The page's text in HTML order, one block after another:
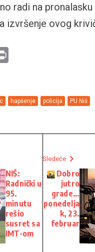
radi na
izvršenje ovog
hapšenje policija PU Niš
NIŠ:
Radnički u
95.
minutu
rešio
susret sa
IMT-om
Sledeće
Dobro
jutro
grade…
ponedelja
k, 23.
februar